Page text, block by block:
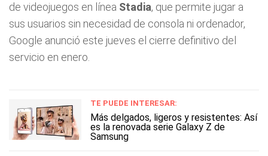
de videojuegos en línea Stadia, que permite jugar a
sus usuarios sin necesidad de consola ni ordenador,
Google anunció este jueves el cierre definitivo del
servicio en enero.
TE PUEDE INTERESAR:
Más delgados, ligeros y resistentes: Así
es la renovada serie Galaxy Z de
Samsung